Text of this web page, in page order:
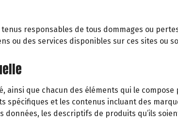
responsables de tous dommages ou
ou des services disponibles sur ces sites ou
ainsi que chacun des éléments qui le
spécifiques et les contenus incluant des
données, les descriptifs de produits qu’ils